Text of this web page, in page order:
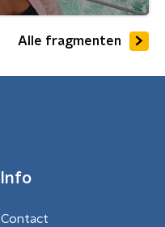
Alle fragmenten
Info
Contact